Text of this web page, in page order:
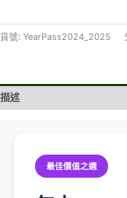
2024-
2025
貨號: YearPass2024_2025
描述
最佳價值之選